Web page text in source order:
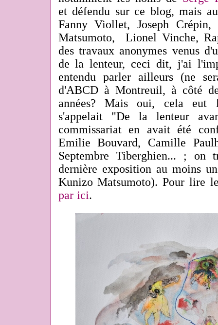
et défendu sur ce blog, mais
Fanny Viollet, Joseph
Matsumoto, Lionel Vinche,
des travaux anonymes venus
de la lenteur, ceci dit, j'ai
entendu parler ailleurs (ne
d'ABCD à Montreuil, à côté
années? Mais oui, cela
s'appelait "De la lenteur
commissariat en avait été
Emilie Bouvard, Camille
Septembre Tiberghien... ; on
dernière exposition au moins
Kunizo Matsumoto). Pour lire
par ici.